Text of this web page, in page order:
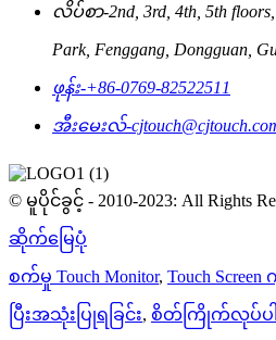
လိပ်စာ-2nd, 3rd, 4th, 5th
Park, Fenggang, Dongguan,
ဖုန်း-+86-0769-82522511
အီးမေးလ်-
© မူပိုင်ခွင့် - 2010-2023: All Rights
ဆိုက်မြေပုံ
စက်မှု Touch Monitor, Touch
ပြီးအသုံးပြုရခြင်း, စိတ်ကြိုက်လုပ်ပါ